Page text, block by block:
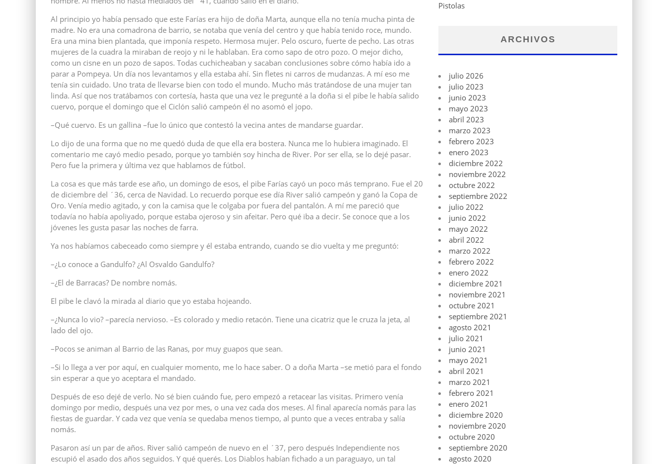
Al principio yo había pensado que este Farías era hijo de doña Marta, aunque ella no tenía mucha pinta de
madre. No era una comadrona de barrio, se notaba que venía del centro y que había tenido roce, mundo.
Era una mina bien plantada, que imponía respeto. Hermosa mujer. Pelo oscuro, fuerte de pecho. Las otras
mujeres de la cuadra la miraban de reojo y ni le hablaban. Era como sapo de otro pozo. O mejor dicho,
como un cisne en un pozo de sapos. Todas cuchicheaban y sacaban conclusiones sobre cómo había ido a
parar a Pompeya. Un día nos levantamos y ella estaba ahí. Sin fletes ni carros de mudanzas. A mí eso me
tenía sin cuidado. Uno trata de llevarse bien con todo el mundo. Mucho más tratándose de una mujer tan
linda. Así que nos tratábamos con cortesía, hasta que una vez le pregunté a la doña si el pibe le había salido
cuervo, porque el domingo que el Ciclón salió campeón él no asomó el jopo.
–Qué cuervo. Es un gallina –fue lo único que contestó la vecina antes de mandarse guardar.
Lo dijo de una forma que no me quedó duda de que ella era bostera. Nunca me lo hubiera imaginado. El
comentario me cayó medio pesado, porque yo también soy hincha de River. Por ser ella, se lo dejé pasar.
Pero fue la primera y última vez que hablamos de fútbol.
La cosa es que más tarde ese año, un domingo de esos, el pibe Farías cayó un poco más temprano. Fue el 20
de diciembre del ´36, cerca de Navidad. Lo recuerdo porque ese día River salió campeón y ganó la Copa de
Oro. Venía medio agitado, y con la camisa que le colgaba por fuera del pantalón. A mí me pareció que
todavía no había apoliyado, porque estaba ojeroso y sin afeitar. Pero qué iba a decir. Se conoce que a los
jóvenes les gusta pasar las noches de farra.
Ya nos habíamos cabeceado como siempre y él estaba entrando, cuando se dio vuelta y me preguntó:
–¿Lo conoce a Gandulfo? ¿Al Osvaldo Gandulfo?
–¿El de Barracas? De nombre nomás.
El pibe le clavó la mirada al diario que yo estaba hojeando.
–¿Nunca lo vio? –parecía nervioso. –Es colorado y medio retacón. Tiene una cicatriz que le cruza la jeta, al
lado del ojo.
–Pocos se animan al Barrio de las Ranas, por muy guapos que sean.
–Si lo llega a ver por aquí, en cualquier momento, me lo hace saber. O a doña Marta –se metió para el fondo
sin esperar a que yo aceptara el mandado.
Después de eso dejé de verlo. No sé bien cuándo fue, pero empezó a retacear las visitas. Primero venía
domingo por medio, después una vez por mes, o una vez cada dos meses. Al final aparecía nomás para las
fiestas de guardar. Y cada vez que venía se quedaba menos tiempo, al punto que a veces entraba y salía
nomás.
Pasaron así un par de años. River salió campeón de nuevo en el ´37, pero después Independiente nos
escupió el asado dos años seguidos. Y qué querés. Los Diablos habían fichado a un paraguayo, un tal
Pistolas
ARCHIVOS
julio 2026
julio 2023
junio 2023
mayo 2023
abril 2023
marzo 2023
febrero 2023
enero 2023
diciembre 2022
noviembre 2022
octubre 2022
septiembre 2022
julio 2022
junio 2022
mayo 2022
abril 2022
marzo 2022
febrero 2022
enero 2022
diciembre 2021
noviembre 2021
octubre 2021
septiembre 2021
agosto 2021
julio 2021
junio 2021
mayo 2021
abril 2021
marzo 2021
febrero 2021
enero 2021
diciembre 2020
noviembre 2020
octubre 2020
septiembre 2020
agosto 2020